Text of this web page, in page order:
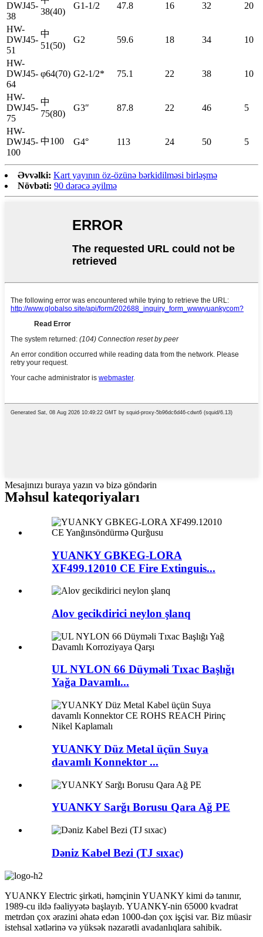
DWJ45-
38
38(40)
G1-1/2 47.8 16 32 20
HW-
DWJ45-
51
中
51(50)
G2 59.6 18 34 10
HW-
DWJ45-
64
φ64(70) G2-1/2* 75.1 22 38 10
HW-
DWJ45-
75
中
75(80)
G3″ 87.8 22 46 5
HW-
DWJ45-
100
中100 G4° 113 24 50 5
Əvvəlki: Kart yayının öz-özünə bərkidilməsi birləşmə
Növbəti: 90 dərəcə əyilmə
Mesajınızı buraya yazın və bizə göndərin
Məhsul kateqoriyaları
YUANKY GBKEG-LORA
XF499.12010 CE Fire Extinguis...
Alov gecikdirici neylon şlanq
UL NYLON 66 Düyməli Tıxac Başlığı
Yağa Davamlı...
YUANKY Düz Metal üçün Suya
davamlı Konnektor ...
YUANKY Sarğı Borusu Qara Ağ PE
Dəniz Kabel Bezi (TJ sıxac)
YUANKY Electric şirkəti, həmçinin YUANKY kimi də tanınır,
1989-cu ildə fəaliyyətə başlayıb. YUANKY-nin 65000 kvadrat
metrdən çox ərazini əhatə edən 1000-dən çox işçisi var. Biz müasir
istehsal xətlərinə və yüksək nəzarətli avadanlıqlara sahibik.